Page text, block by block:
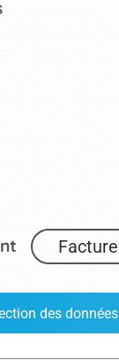
Facture
des données